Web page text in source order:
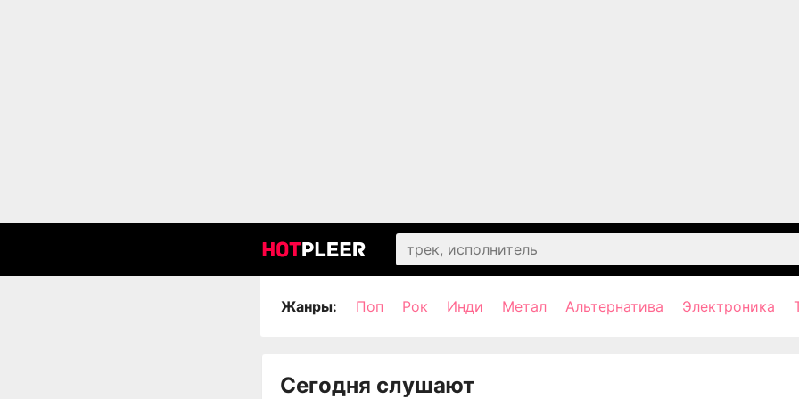
Жанры: Поп Рок Инди Метал Альтернатива Электроника
Сегодня слушают